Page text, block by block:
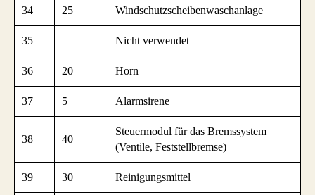
34 25 Windschutzscheibenwaschanlage
35 – Nicht verwendet
36 20 Horn
37 5 Alarmsirene
38 40
Steuermodul für das Bremssystem
(Ventile, Feststellbremse)
39 30 Reinigungsmittel